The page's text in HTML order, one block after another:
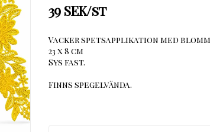
39 SEK/st
Vacker spetsapplikation med
23 x 8 cm
Sys fast.
Finns spegelvända.